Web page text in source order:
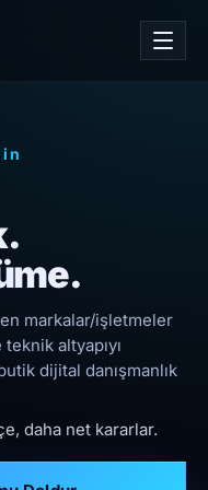
markalar/işletmeler
altyapıyı
dijital danışmanlık
daha net kararlar.